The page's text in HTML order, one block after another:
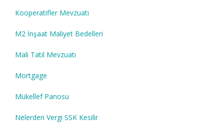
Kooperatifler Mevzuatı
M2 İnşaat Maliyet Bedelleri
Mali Tatil Mevzuatı
Mortgage
Mükellef Panosu
Nelerden Vergi SSK Kesilir